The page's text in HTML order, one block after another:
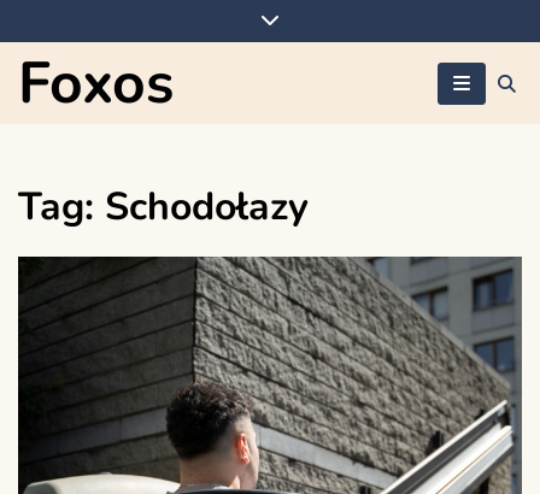
to
content
Foxos
Tag: Schodołazy